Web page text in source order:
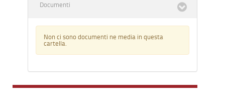
Documenti
Non ci sono documenti ne media in questa
cartella.